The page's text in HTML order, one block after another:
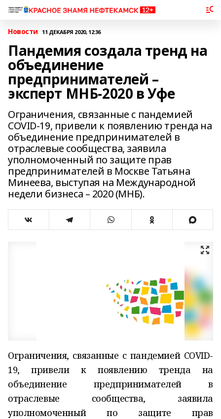
Новости 11 ДЕКАБРЯ 2020, 12:36
Пандемия создала тренд на
объединение
предпринимателей –
эксперт МНБ-2020 в Уфе
Ограничения, связанные с пандемией
COVID-19, привели к появлению тренда на
объединение предпринимателей в
отраслевые сообщества, заявила
уполномоченный по защите прав
предпринимателей в Москве Татьяна
Минеева, выступая на Международной
недели бизнеса – 2020 (МНБ).
Ограничения, связанные с пандемией COVID-
19, привели к появлению тренда на
объединение предпринимателей в
отраслевые сообщества, заявила
уполномоченный по защите прав